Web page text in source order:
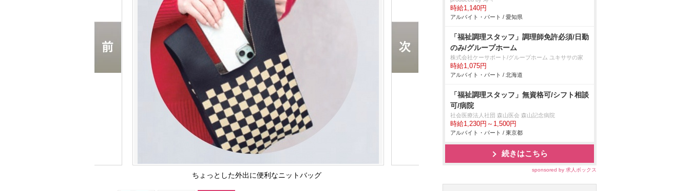
ちょっとした外出に便利なニットバッグ
時給1,140円
アルバイト・パート / 愛知県
「福祉調理スタッフ」調理師免許必須/日勤
のみ/グループホーム
株式会社ケーサポート/グループホーム ユキササの家
時給1,075円
アルバイト・パート / 北海道
「福祉調理スタッフ」無資格可/シフト相談
可/病院
社会医療法人社団 森山医会 森山記念病院
時給1,230円～1,500円
アルバイト・パート / 東京都
続きはこちら
sponsored by 求人ボックス